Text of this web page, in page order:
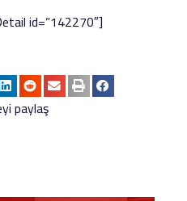
id=”142270″]
paylaş